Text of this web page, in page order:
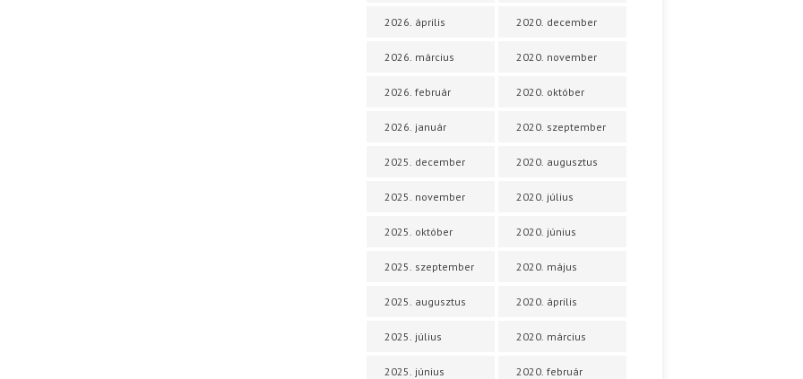
2026. április
2026. március
2026. február
2026. január
2025. december
2025. november
2025. október
2025. szeptember
2025. augusztus
2025. július
2025. június
2020. december
2020. november
2020. október
2020. szeptember
2020. augusztus
2020. július
2020. június
2020. május
2020. április
2020. március
2020. február